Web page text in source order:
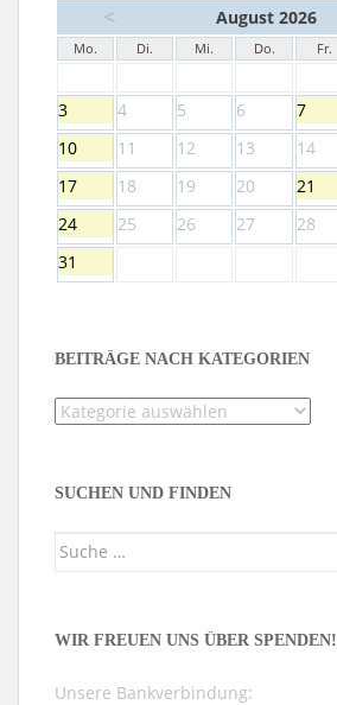
< August 2026
Mo. Di. Mi. Do. Fr.
3
4 5 6 7
10
11 12 13 14
17
18 19 20 21
24
25 26 27 28
31
BEITRÄGE NACH KATEGORIEN
Beiträge
SUCHEN UND FINDEN
Suche
WIR FREUEN UNS ÜBER SPENDEN!
Unsere Bankverbindung: